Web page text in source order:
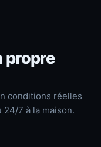
propre
conditions réelles
7 à la maison.